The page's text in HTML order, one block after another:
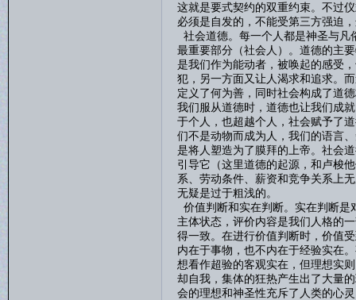
这就是要式契约的双重约束。不过
必须是自发的，不能受第三方强迫
社会道德。每一个人都是神圣与凡
最重要部分（社会人）。道德的主
是我们作为能动者，被唤起的感受
犯，另一方面又让人渴求和追求。
定义了何为善，同时社会构成了道
我们服从道德时，道德也让我们成
于个人，也超越个人，社会赋予了
们不是动物而成为人，我们的语言
是将人塑造为了膜拜的上帝。社会
引导它（这里道德的起源，和卢梭
系、劳动条件、薪资和竞争关系上
无疑是过于粗浅的。
价值判断和实在判断。实在判断是
主体状态，评价内容是我们人格的
得一致。在进行价值判断时，价值
内在于事物，也不内在于经验实在
想看作超验的客观实在，但理想实
却自我，集体的狂热产生出了大量
会的理想和神圣性充斥了人类的心